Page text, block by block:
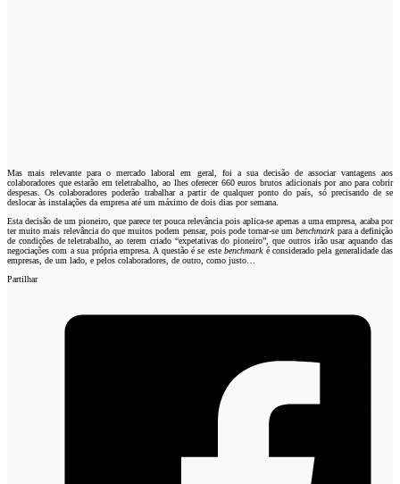
Mas mais relevante para o mercado laboral em geral, foi a sua decisão de associar vantagens aos
colaboradores que estarão em teletrabalho, ao lhes oferecer 660 euros brutos adicionais por ano para cobrir
despesas. Os colaboradores poderão trabalhar a partir de qualquer ponto do país, só precisando de se
deslocar às instalações da empresa até um máximo de dois dias por semana.
Esta decisão de um pioneiro, que parece ter pouca relevância pois aplica-se apenas a uma empresa, acaba por
ter muito mais relevância do que muitos podem pensar, pois pode tornar-se umbenchmarkpara a definição
de condições de teletrabalho, ao terem criado “expetativas do pioneiro”, que outros irão usar aquando das
negociações com a sua própria empresa. A questão é se estebenchmarké considerado pela generalidade das
empresas, de um lado, e pelos colaboradores, de outro, como justo…
Partilhar